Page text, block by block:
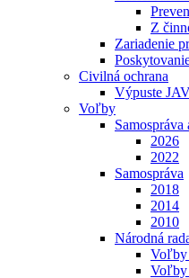
Z
Zariadenie
Civilná ochrana
Výpuste
Voľby
Samospráva
2026
2022
Samospráva
2018
2014
2010
Národná
Voľby
Voľby